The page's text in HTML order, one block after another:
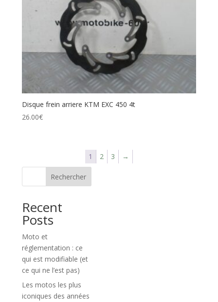
Disque frein arriere KTM EXC 450 4t
26.00€
1 2 3 →
Rechercher
Recent
Posts
Moto et
réglementation : ce
qui est modifiable (et
ce qui ne l’est pas)
Les motos les plus
iconiques des années